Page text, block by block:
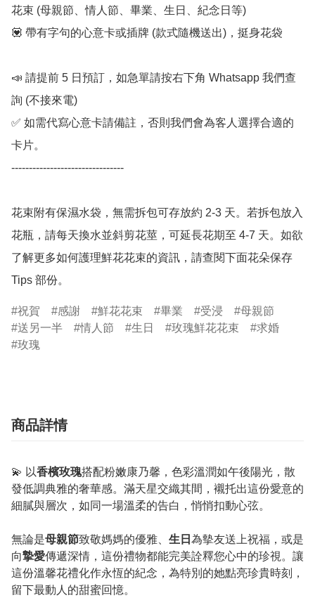
花束 (母親節、情人節、畢業、生日、紀念日等)
💟 帶有字句的心意卡或插牌 (款式隨機送出)，挺身花袋
📣 請提前 5 日預訂，如急單請按右下角 Whatsapp 我們查
詢 (不接來電)
✅ 如需代寫心意卡請備註，否則我們會為客人選擇合適的
卡片。
--------------------------------
花束附有保濕水袋，無需拆包可存放約 2-3 天。若拆包放入
花瓶，請每天換水並斜剪花莖，可延長花期至 4-7 天。如欲
了解更多如何護理鮮花花束的資訊，請查閱下面花朵保存
Tips 部份。
祝賀 感謝 鮮花花束 畢業 受浸
母親節
送另一半
情人節 生日 玫瑰鮮花花束
求婚
玫瑰
商品詳情
💫 以香檳玫瑰搭配粉嫩康乃馨，色彩溫潤如午後陽光，散
發低調典雅的奢華感。滿天星交織其間，襯托出這份愛意的
細膩與層次，如同一場溫柔的告白，悄悄扣動心弦。
無論是母親節致敬媽媽的優雅、 生日 為摰友送上祝福，或是
向摯愛傳遞深情，這份禮物都能完美詮釋您心中的珍視。讓
這份溫馨花禮化作永恆的紀念，為特別的她點亮珍貴時刻，
留下最動人的甜蜜回憶。